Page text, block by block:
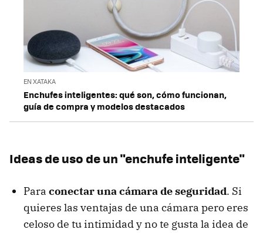
EN XATAKA
Enchufes inteligentes: qué son, cómo funcionan,
guía de compra y modelos destacados
Ideas de uso de un "enchufe inteligente"
Para conectar una cámara de seguridad. Si
quieres las ventajas de una cámara pero eres
celoso de tu intimidad y no te gusta la idea de